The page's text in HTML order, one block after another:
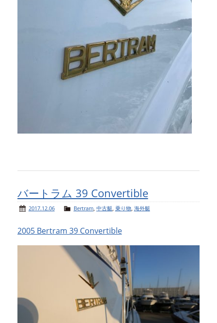
バートラム 39 Convertible
2017.12.06 Bertram, 中古艇 乗り物, 海外艇
2005 Bertram 39 Convertible